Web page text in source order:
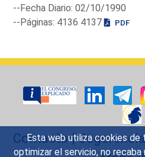
Esta web utiliza cookies de
optimizar el servicio, no
--Fecha Diario: 02/10/1990
--Páginas: 4136 4137
PDF
Contacto|